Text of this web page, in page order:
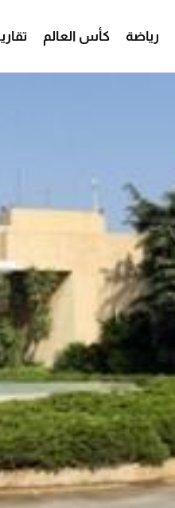
رياضة كأس العالم